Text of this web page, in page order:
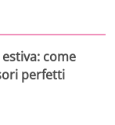
come
perfetti